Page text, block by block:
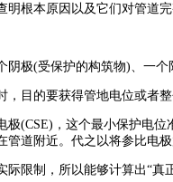
根本原因以及它们对管道
(受保护的构筑物)、一个
的要获得管地电位或者整
，这个最小保护电位
管道附近。代之以将参比电
制，所以能够计算出“真